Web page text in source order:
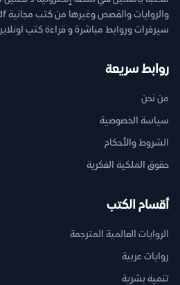
سيرفرات وروابط مباشرة و قراءة كتب
روابط سريعة
من نحن
سياسة الخصوصية
الشروط والأحكام
حقوق الملكية الفكرية
أقسام الكتب
الروايات العالمية المترجمة
روايات عربية
تنمية بشرية